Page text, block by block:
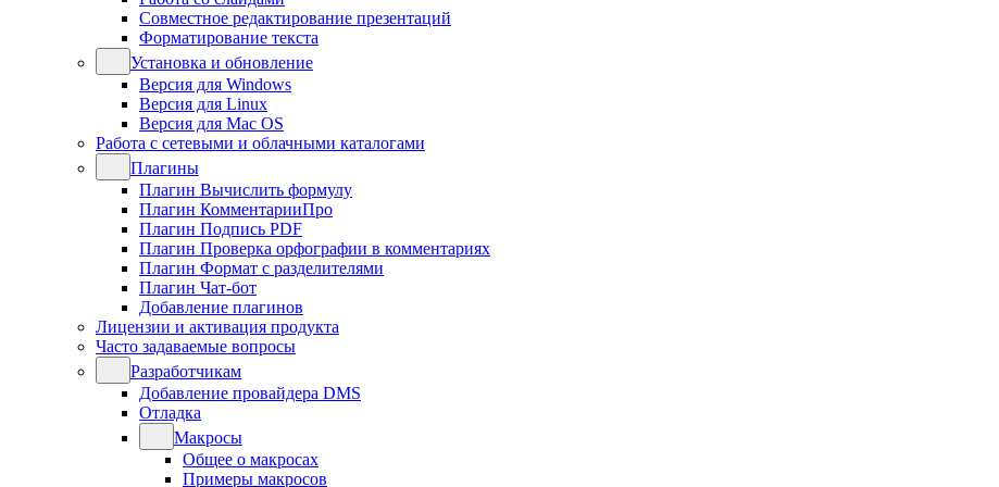
Совместное редактирование презентаций
Форматирование текста
Установка и обновление
Версия для Windows
Версия для Linux
Версия для Mac OS
Работа с сетевыми и облачными каталогами
Плагины
Плагин Вычислить формулу
Плагин КомментарииПро
Плагин Подпись PDF
Плагин Проверка орфографии в комментариях
Плагин Формат с разделителями
Плагин Чат-бот
Добавление плагинов
Лицензии и активация продукта
Часто задаваемые вопросы
Разработчикам
Добавление провайдера DMS
Отладка
Макросы
Общее о макросах
Примеры макросов